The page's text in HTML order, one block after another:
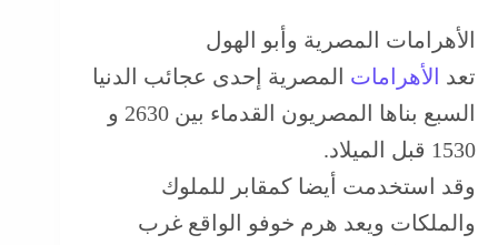
الأهرامات المصرية وأبو الهول
تعد الأهرامات المصرية إحدى عجائب الدنيا
السبع بناها المصريون القدماء بين 2630 و
1530 قبل الميلاد.
وقد استخدمت أيضا كمقابر للملوك
والملكات ويعد هرم خوفو الواقع غرب